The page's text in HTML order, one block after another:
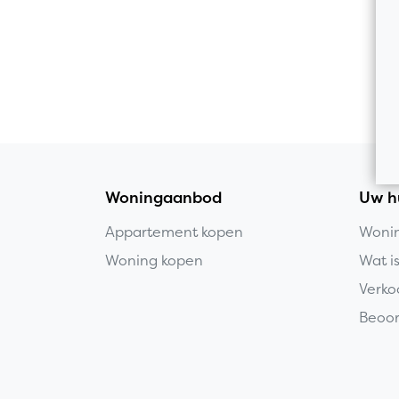
Woningaanbod
Appartement kopen
Woning kopen
Uw
Wat